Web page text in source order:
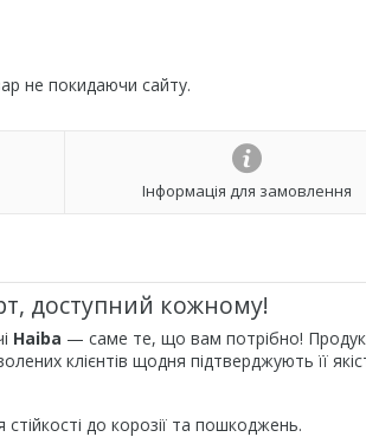
не покидаючи сайту.
Інформація для замовлення
доступний кожному!
Haiba — саме те, що вам потрібно!
клієнтів щодня підтверджують її
стійкості до корозії та пошкоджень.